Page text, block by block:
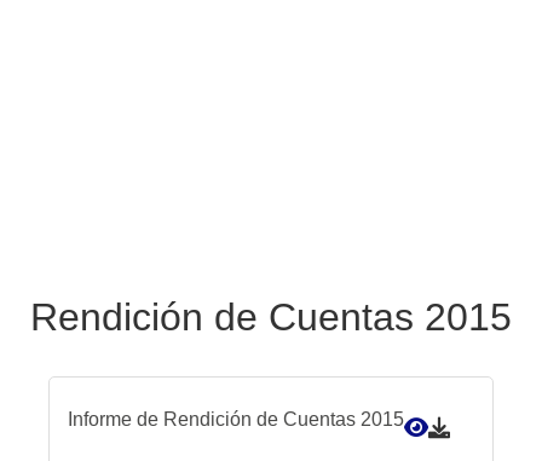
Rendición de Cuentas 2015
Informe de Rendición de Cuentas 2015